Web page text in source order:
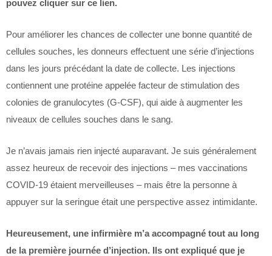
pouvez cliquer sur ce lien.
Pour améliorer les chances de collecter une bonne quantité de
cellules souches, les donneurs effectuent une série d’injections
dans les jours précédant la date de collecte. Les injections
contiennent une protéine appelée facteur de stimulation des
colonies de granulocytes (G-CSF), qui aide à augmenter les
niveaux de cellules souches dans le sang.
Je n’avais jamais rien injecté auparavant. Je suis généralement
assez heureux de recevoir des injections – mes vaccinations
COVID-19 étaient merveilleuses – mais être la personne à
appuyer sur la seringue était une perspective assez intimidante.
Heureusement, une infirmière m’a accompagné tout au long
de la première journée d’injection. Ils ont expliqué que je